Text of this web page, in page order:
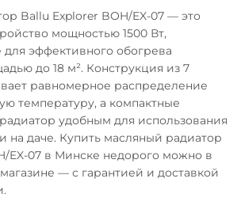
Ballu Explorer BOH/EX-07 — это
мощностью 1500 Вт,
для эффективного обогрева
до 18 м². Конструкция из 7
равномерное распределение
температуру, а компактные
удобным для использования
на даче. Купить масляный радиатор
EX-07 в Минске недорого можно в
— с гарантией и доставкой